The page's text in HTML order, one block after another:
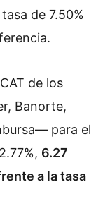
de 7.50%
de los
Banorte,
para el
6.27
a la tasa